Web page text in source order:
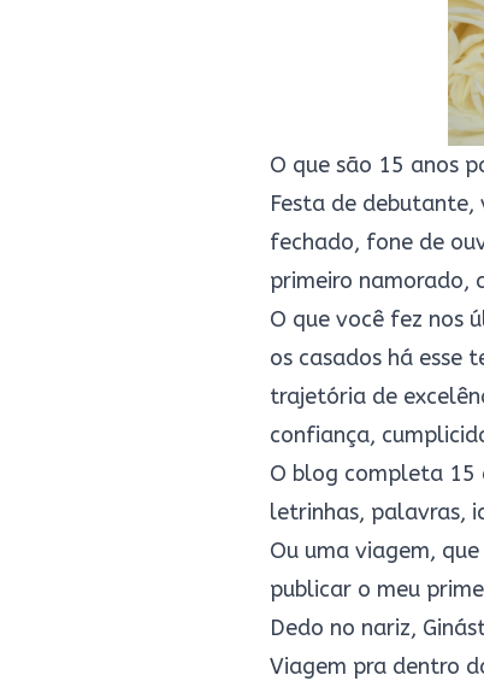
O que são 15 anos
Festa de debutante,
fechado, fone de
primeiro namorado,
O que você fez nos
os casados há esse
trajetória de
confiança,
O blog completa 15
letrinhas, palavras,
Ou uma viagem,
publicar o meu
Dedo no nariz,
Viagem pra dentro